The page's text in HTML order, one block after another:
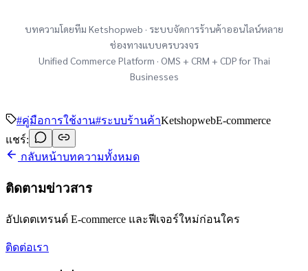
บทความโดยทีม Ketshopweb · ระบบจัดการร้านค้าออนไลน์หลาย
ช่องทางแบบครบวงจร
Unified Commerce Platform · OMS + CRM + CDP for Thai
Businesses
#คู่มือการใช้งาน#ระบบร้านค้าKetshopwebE-commerce
แชร์:
กลับหน้าบทความทั้งหมด
ติดตามข่าวสาร
อัปเดตเทรนด์ E-commerce และฟีเจอร์ใหม่ก่อนใคร
ติดต่อเรา